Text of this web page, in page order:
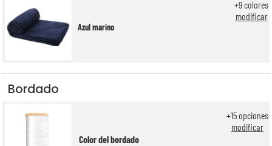
Azul marino
+9colores
modificar
Bordado
Color del bordado
+15opciones
modificar